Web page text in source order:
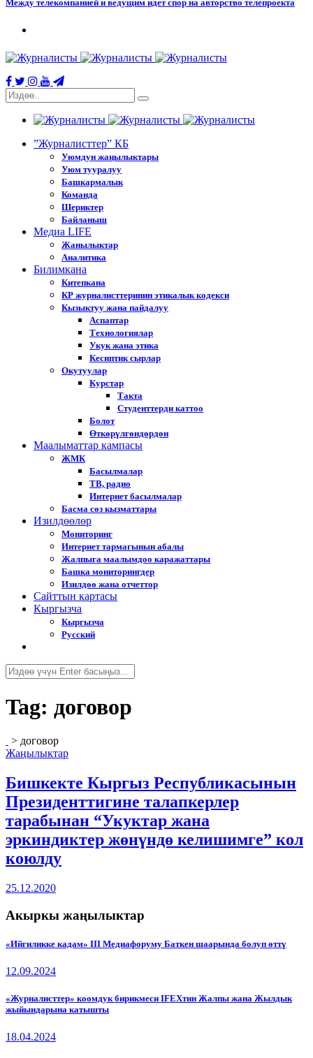
Между телекомпанией и ведущим идет спор на авторство телепроекта
”Журналисттер” КБ
Уюмдун жаңылыктары
Уюм тууралуу
Башкармалык
Команда
Шериктер
Байланыш
Медиа LIFE
Жанылыктар
Аналитика
Билимкана
Китепкана
КР журналисттеринин этикалык кодекси
Кызыктуу жана пайдалуу
Аспаптар
Технологиялар
Укук жана этика
Кесиптик сырлар
Окутуулар
Курстар
Такта
Студенттерди каттоо
Болот
Өткөрүлгөндөрдөн
Маалыматтар кампасы
ЖМК
Басылмалар
ТВ, радио
Интернет басылмалар
Басма сөз кызматтары
Изилдөөлөр
Мониторинг
Интернет тармагынын абалы
Жалпыга маалымдоо каражаттары
Башка мониторингдер
Изилдөө жана отчеттор
Cайттын картасы
Кыргызча
Кыргызча
Русский
Tag: договор
> договор
Жаңылыктар
Бишкекте Кыргыз Республикасынын
Президенттигине талапкерлер
тарабынан “Укуктар жана
эркиндиктер жөнүндө келишимге” кол
коюлду
25.12.2020
Акыркы жаңылыктар
«Ийгиликке кадам» III Медиафоруму Баткен шаарында болуп өттү
12.09.2024
«Журналисттер» коомдук бирикмеси IFEXтин Жалпы жана Жылдык
жыйындарына катышты
18.04.2024